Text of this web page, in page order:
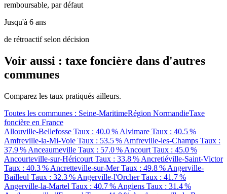
remboursable, par défaut
Jusqu'à 6 ans
de rétroactif selon décision
Voir aussi : taxe foncière dans d'autres
communes
Comparez les taux pratiqués ailleurs.
Toutes les communes : Seine-MaritimeRégion NormandieTaxe
foncière en France
Allouville-Bellefosse Taux : 40.0 % Alvimare Taux : 40.5 %
Amfreville-la-Mi-Voie Taux : 53.5 % Amfreville-les-Champs Taux :
37.9 % Anceaumeville Taux : 57.0 % Ancourt Taux : 45.0 %
Ancourteville-sur-Héricourt Taux : 33.8 % Ancretiéville-Saint-Victor
Taux : 40.3 % Ancretteville-sur-MerTaux : 49.8 % Angerville-
Bailleul Taux : 32.3 % Angerville-l'OrcherTaux : 41.7 %
Angerville-la-Martel Taux : 40.7 % Angiens Taux : 31.4 %